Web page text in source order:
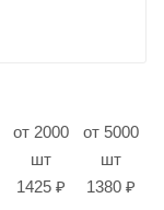
от 2000
шт
1425 ₽
от 5000
шт
1380 ₽